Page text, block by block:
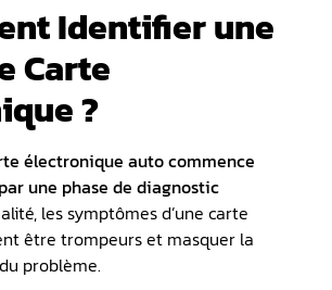
Identifier une
Carte
?
électronique auto commence
une phase de diagnostic
les symptômes d’une carte
être trompeurs et masquer la
problème.